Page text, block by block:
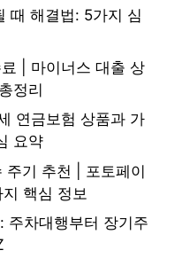
때 해결법: 5가지 심
| 마이너스 대출 상
정리
연금보험 상품과 가
요약
주기 추천 | 포토페이
핵심 정보
주차대행부터 장기주